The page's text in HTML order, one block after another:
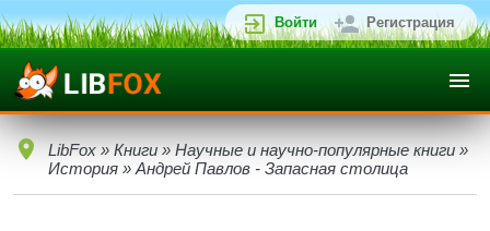
Войти Регистрация
LibFox » Книги » Научные и научно-популярные книги »
История » Андрей Павлов - Запасная столица